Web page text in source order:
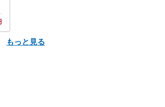
もっと見る